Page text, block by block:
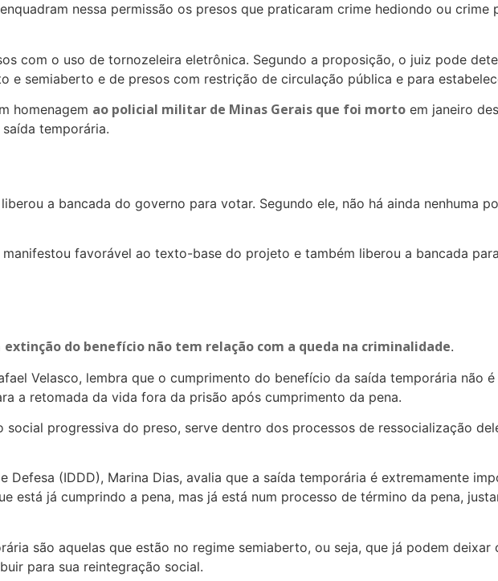
nessa permissão os presos que praticaram crime hediondo ou
com o uso de tornozeleira eletrônica. Segundo a proposição, o juiz pode
e semiaberto e de presos com restrição de circulação pública e para
homenagem ao policial militar de Minas Gerais que foi morto em janeiro
temporária.
a bancada do governo para votar. Segundo ele, não há ainda nenhuma
favorável ao texto-base do projeto e também liberou a bancada
extinção do benefício não tem relação com a queda na criminalidade.
Velasco, lembra que o cumprimento do benefício da saída temporária não
a retomada da vida fora da prisão após cumprimento da pena.
social progressiva do preso, serve dentro dos processos de ressocialização
(IDDD), Marina Dias, avalia que a saída temporária é extremamente
está já cumprindo a pena, mas já está num processo de término da pena,
são aquelas que estão no regime semiaberto, ou seja, que já podem
para sua reintegração social.